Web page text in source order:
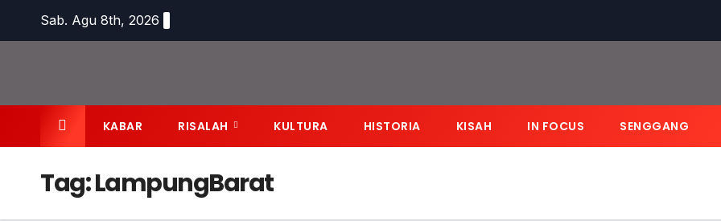
Sab. Agu 8th, 2026
KABAR RISALAH KULTURA HISTORIA KISAH IN FOCUS SENGGANG
Tag:LampungBarat